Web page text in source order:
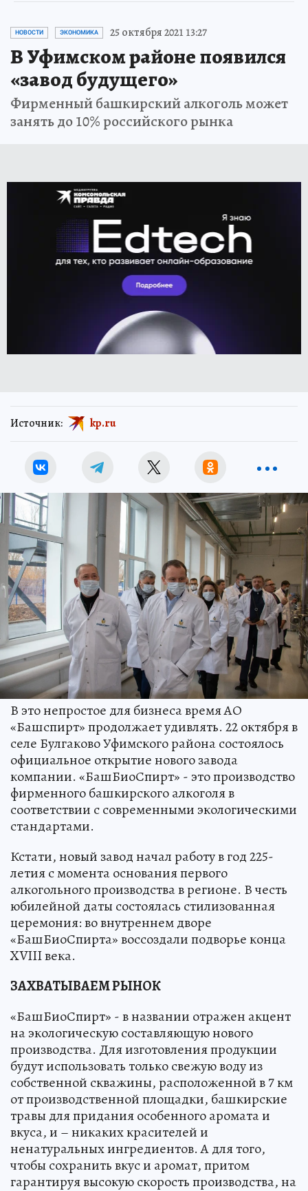
НОВОСТИ ЭКОНОМИКА 25 октября 2021 13:27
В Уфимском районе появился
«завод будущего»
Фирменный башкирский алкоголь может
занять до 10% российского рынка
Источник: kp.ru
В это непростое для бизнеса время АО
«Башспирт» продолжает удивлять. 22 октября в
селе Булгаково Уфимского района состоялось
официальное открытие нового завода
компании. «БашБиоСпирт» - это производство
фирменного башкирского алкоголя в
соответствии с современными экологическими
стандартами.
Кстати, новый завод начал работу в год 225-
летия с момента основания первого
алкогольного производства в регионе. В честь
юбилейной даты состоялась стилизованная
церемония: во внутреннем дворе
«БашБиоСпирта» воссоздали подворье конца
XVIII века.
ЗАХВАТЫВАЕМ РЫНОК
«БашБиоСпирт» - в названии отражен акцент
на экологическую составляющую нового
производства. Для изготовления продукции
будут использовать только свежую воду из
собственной скважины, расположенной в 7 км
от производственной площадки, башкирские
травы для придания особенного аромата и
вкуса, и – никаких красителей и
ненатуральных ингредиентов. А для того,
чтобы сохранить вкус и аромат, притом
гарантируя высокую скорость производства, на